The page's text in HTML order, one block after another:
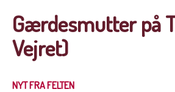
Gærdesmutter på
Vejret)
NYT FRA FELTEN